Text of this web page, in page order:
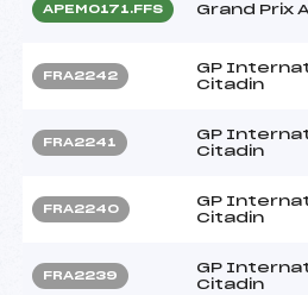
APEM0171.FFS Grand Prix
FRA2242
GP
Citadin
FRA2241
GP
Citadin
FRA2240
GP
Citadin
FRA2239
GP
Citadin